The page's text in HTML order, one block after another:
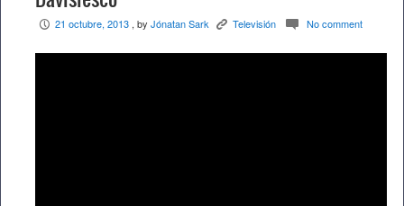
P 21 octubre, 2013 , by Jónatan Sark K Televisión c No comment